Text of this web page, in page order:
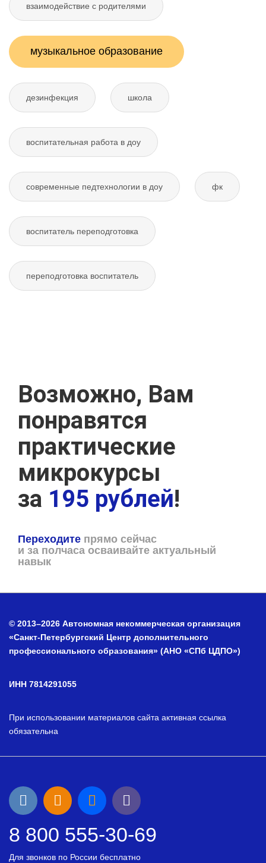
взаимодействие с родителями
музыкальное образование
дезинфекция школа
воспитательная работа в доу
современные педтехнологии в доу фк
воспитатель переподготовка
переподготовка воспитатель
Возможно, Вам
понравятся
практические
микрокурсы
за 195 рублей!
Переходите прямо сейчас
и за полчаса осваивайте актуальный
навык
© 2013–2026 Автономная некоммерческая организация
«Санкт-Петербургский Центр дополнительного
профессионального образования» (АНО «СПб ЦДПО»)
ИНН 7814291055
При использовании материалов сайта активная ссылка
обязательна
8 800 555-30-69
Для звонков по России бесплатно